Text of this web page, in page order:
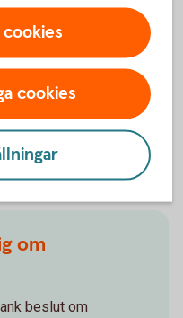
och
om
beslut om
cookies